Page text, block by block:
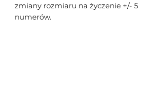
zmiany rozmiaru na życzenie +/- 5
numerów.